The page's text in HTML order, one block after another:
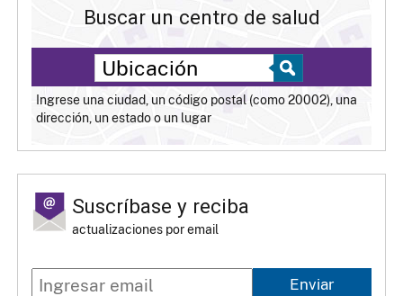
Buscar un centro de salud
Ingrese una ciudad, un código postal (como 20002), una
dirección, un estado o un lugar
Suscríbase y reciba
actualizaciones por email
Enviar